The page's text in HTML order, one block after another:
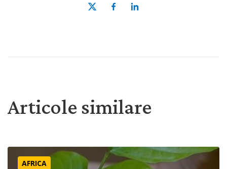
Articole similare
O privire în viața noastră “din pustietate”
AFRICA